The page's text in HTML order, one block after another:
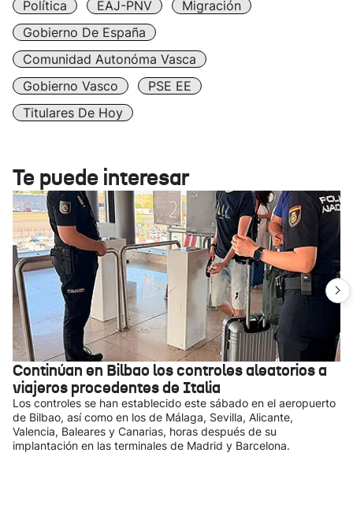
Política EAJ-PNV
Migración
Gobierno De España
Comunidad Autonóma Vasca
Gobierno Vasco
PSE EE
Titulares De Hoy
Te puede interesar
Continúan en Bilbao los controles aleatorios a
viajeros procedentes de Italia
Los controles se han establecido este sábado en el aeropuerto
de Bilbao, así como en los de Málaga, Sevilla, Alicante,
Valencia, Baleares y Canarias, horas después de su
implantación en las terminales de Madrid y Barcelona.